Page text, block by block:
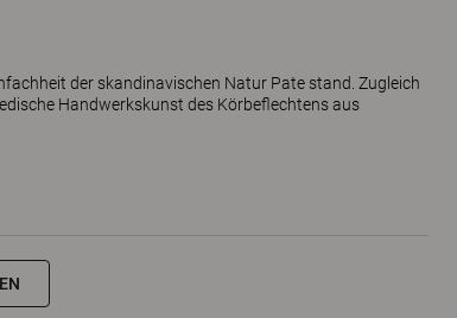
der skandinavischen Natur Pate stand. Zugleich
Handwerkskunst des Körbeflechtens aus